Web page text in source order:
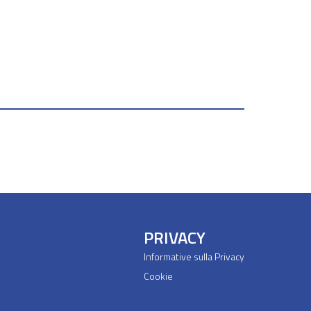
PRIVACY
Informative sulla Privacy
Cookie